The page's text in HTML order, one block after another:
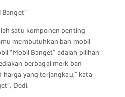
satu komponen penting
membutuhkan ban mobil
“Mobil Banget” adalah pilihan
berbagai merk ban
yang terjangkau,” kata
Dedi.